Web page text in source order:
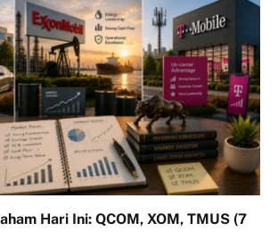
Hari Ini: QCOM, XOM, TMUS (7